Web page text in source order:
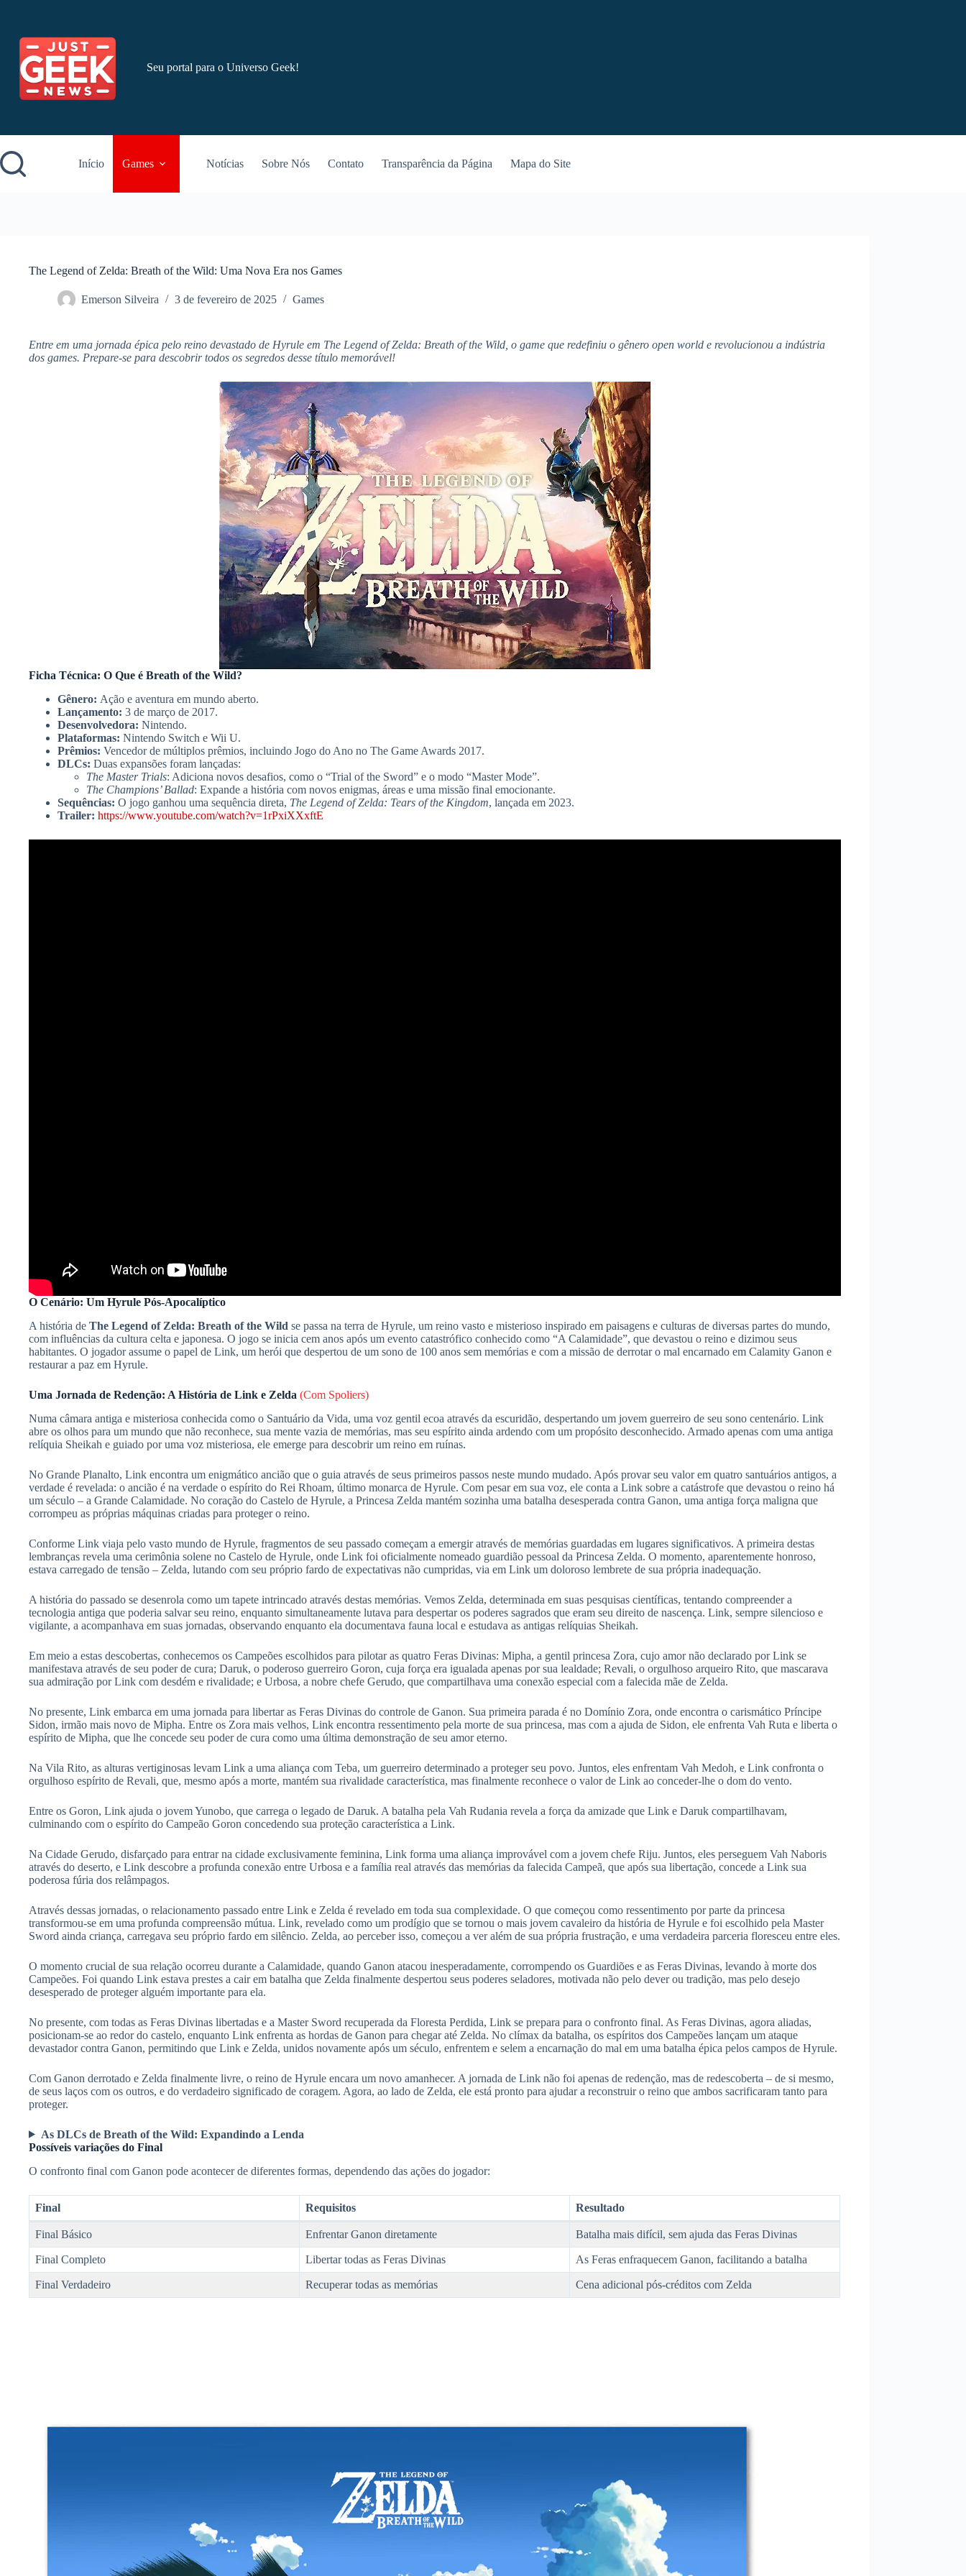
conteúdo
Seu portal para o Universo Geek!
Início Games Notícias Sobre Nós Contato Transparência da Página Mapa do Site
The Legend of Zelda: Breath of the Wild: Uma Nova Era nos Games
Emerson Silveira 3 de fevereiro de 2025 Games
Entre em uma jornada épica pelo reino devastado de Hyrule em The Legend of Zelda: Breath of the Wild, o game que redefiniu o gênero open world e revolucionou a indústria
dos games. Prepare-se para descobrir todos os segredos desse título memorável!
Ficha Técnica: O Que é Breath of the Wild?
Gênero: Ação e aventura em mundo aberto.
Lançamento: 3 de março de 2017.
Desenvolvedora: Nintendo.
Plataformas: Nintendo Switch e Wii U.
Prêmios: Vencedor de múltiplos prêmios, incluindo Jogo do Ano no The Game Awards 2017.
DLCs: Duas expansões foram lançadas:
The Master Trials: Adiciona novos desafios, como o “Trial of the Sword” e o modo “Master Mode”.
The Champions’ Ballad: Expande a história com novos enigmas, áreas e uma missão final emocionante.
Sequências: O jogo ganhou uma sequência direta, The Legend of Zelda: Tears of the Kingdom, lançada em 2023.
Trailer: https://www.youtube.com/watch?v=1rPxiXXxftE
O Cenário: Um Hyrule Pós-Apocalíptico
A história de The Legend of Zelda: Breath of the Wild se passa na terra de Hyrule, um reino vasto e misterioso inspirado em paisagens e culturas de diversas partes do mundo,
com influências da cultura celta e japonesa. O jogo se inicia cem anos após um evento catastrófico conhecido como “A Calamidade”, que devastou o reino e dizimou seus
habitantes. O jogador assume o papel de Link, um herói que despertou de um sono de 100 anos sem memórias e com a missão de derrotar o mal encarnado em Calamity Ganon e
restaurar a paz em Hyrule.
Uma Jornada de Redenção: A História de Link e Zelda (Com Spoliers)
Numa câmara antiga e misteriosa conhecida como o Santuário da Vida, uma voz gentil ecoa através da escuridão, despertando um jovem guerreiro de seu sono centenário. Link
abre os olhos para um mundo que não reconhece, sua mente vazia de memórias, mas seu espírito ainda ardendo com um propósito desconhecido. Armado apenas com uma antiga
relíquia Sheikah e guiado por uma voz misteriosa, ele emerge para descobrir um reino em ruínas.
No Grande Planalto, Link encontra um enigmático ancião que o guia através de seus primeiros passos neste mundo mudado. Após provar seu valor em quatro santuários antigos, a
verdade é revelada: o ancião é na verdade o espírito do Rei Rhoam, último monarca de Hyrule. Com pesar em sua voz, ele conta a Link sobre a catástrofe que devastou o reino há
um século – a Grande Calamidade. No coração do Castelo de Hyrule, a Princesa Zelda mantém sozinha uma batalha desesperada contra Ganon, uma antiga força maligna que
corrompeu as próprias máquinas criadas para proteger o reino.
Conforme Link viaja pelo vasto mundo de Hyrule, fragmentos de seu passado começam a emergir através de memórias guardadas em lugares significativos. A primeira destas
lembranças revela uma cerimônia solene no Castelo de Hyrule, onde Link foi oficialmente nomeado guardião pessoal da Princesa Zelda. O momento, aparentemente honroso,
estava carregado de tensão – Zelda, lutando com seu próprio fardo de expectativas não cumpridas, via em Link um doloroso lembrete de sua própria inadequação.
A história do passado se desenrola como um tapete intrincado através destas memórias. Vemos Zelda, determinada em suas pesquisas científicas, tentando compreender a
tecnologia antiga que poderia salvar seu reino, enquanto simultaneamente lutava para despertar os poderes sagrados que eram seu direito de nascença. Link, sempre silencioso e
vigilante, a acompanhava em suas jornadas, observando enquanto ela documentava fauna local e estudava as antigas relíquias Sheikah.
Em meio a estas descobertas, conhecemos os Campeões escolhidos para pilotar as quatro Feras Divinas: Mipha, a gentil princesa Zora, cujo amor não declarado por Link se
manifestava através de seu poder de cura; Daruk, o poderoso guerreiro Goron, cuja força era igualada apenas por sua lealdade; Revali, o orgulhoso arqueiro Rito, que mascarava
sua admiração por Link com desdém e rivalidade; e Urbosa, a nobre chefe Gerudo, que compartilhava uma conexão especial com a falecida mãe de Zelda.
No presente, Link embarca em uma jornada para libertar as Feras Divinas do controle de Ganon. Sua primeira parada é no Domínio Zora, onde encontra o carismático Príncipe
Sidon, irmão mais novo de Mipha. Entre os Zora mais velhos, Link encontra ressentimento pela morte de sua princesa, mas com a ajuda de Sidon, ele enfrenta Vah Ruta e liberta o
espírito de Mipha, que lhe concede seu poder de cura como uma última demonstração de seu amor eterno.
Na Vila Rito, as alturas vertiginosas levam Link a uma aliança com Teba, um guerreiro determinado a proteger seu povo. Juntos, eles enfrentam Vah Medoh, e Link confronta o
orgulhoso espírito de Revali, que, mesmo após a morte, mantém sua rivalidade característica, mas finalmente reconhece o valor de Link ao conceder-lhe o dom do vento.
Entre os Goron, Link ajuda o jovem Yunobo, que carrega o legado de Daruk. A batalha pela Vah Rudania revela a força da amizade que Link e Daruk compartilhavam,
culminando com o espírito do Campeão Goron concedendo sua proteção característica a Link.
Na Cidade Gerudo, disfarçado para entrar na cidade exclusivamente feminina, Link forma uma aliança improvável com a jovem chefe Riju. Juntos, eles perseguem Vah Naboris
através do deserto, e Link descobre a profunda conexão entre Urbosa e a família real através das memórias da falecida Campeã, que após sua libertação, concede a Link sua
poderosa fúria dos relâmpagos.
Através dessas jornadas, o relacionamento passado entre Link e Zelda é revelado em toda sua complexidade. O que começou como ressentimento por parte da princesa
transformou-se em uma profunda compreensão mútua. Link, revelado como um prodígio que se tornou o mais jovem cavaleiro da história de Hyrule e foi escolhido pela Master
Sword ainda criança, carregava seu próprio fardo em silêncio. Zelda, ao perceber isso, começou a ver além de sua própria frustração, e uma verdadeira parceria floresceu entre eles.
O momento crucial de sua relação ocorreu durante a Calamidade, quando Ganon atacou inesperadamente, corrompendo os Guardiões e as Feras Divinas, levando à morte dos
Campeões. Foi quando Link estava prestes a cair em batalha que Zelda finalmente despertou seus poderes seladores, motivada não pelo dever ou tradição, mas pelo desejo
desesperado de proteger alguém importante para ela.
No presente, com todas as Feras Divinas libertadas e a Master Sword recuperada da Floresta Perdida, Link se prepara para o confronto final. As Feras Divinas, agora aliadas,
posicionam-se ao redor do castelo, enquanto Link enfrenta as hordas de Ganon para chegar até Zelda. No clímax da batalha, os espíritos dos Campeões lançam um ataque
devastador contra Ganon, permitindo que Link e Zelda, unidos novamente após um século, enfrentem e selem a encarnação do mal em uma batalha épica pelos campos de Hyrule.
Com Ganon derrotado e Zelda finalmente livre, o reino de Hyrule encara um novo amanhecer. A jornada de Link não foi apenas de redenção, mas de redescoberta – de si mesmo,
de seus laços com os outros, e do verdadeiro significado de coragem. Agora, ao lado de Zelda, ele está pronto para ajudar a reconstruir o reino que ambos sacrificaram tanto para
proteger.
As DLCs de Breath of the Wild: Expandindo a Lenda
Possíveis variações do Final
O confronto final com Ganon pode acontecer de diferentes formas, dependendo das ações do jogador:
Final Requisitos Resultado
Final Básico Enfrentar Ganon diretamente Batalha mais difícil, sem ajuda das Feras Divinas
Final Completo Libertar todas as Feras Divinas As Feras enfraquecem Ganon, facilitando a batalha
Final Verdadeiro Recuperar todas as memórias Cena adicional pós-créditos com Zelda